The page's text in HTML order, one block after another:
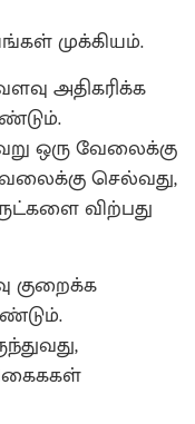
முக்கியம்.
அதிகரிக்க
ஒரு வேலைக்கு
செல்வது,
விற்பது
குறைக்க